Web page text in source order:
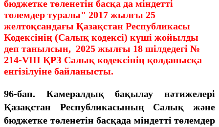
бюджетке төленетін басқа да міндетті
төлемдер туралы" 2017 жылғы 25
желтоқсандағы Қазақстан Республикасы
Кодексінің (Салық кодексі) күші жойылды
деп танылсын, 2025 жылғы 18 шілдедегі №
214-VIII ҚРЗ Салық кодексінің қолданысқа
енгізілуіне байланысты.
96-бап. Камералдық бақылау нәтижелерi
Қазақстан Республикасының Салық және
бюджетке төленетін басқада міндетті төлемдер